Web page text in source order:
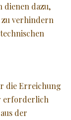
dienen dazu,
verhindern
die Erreichung
erforderlich
der